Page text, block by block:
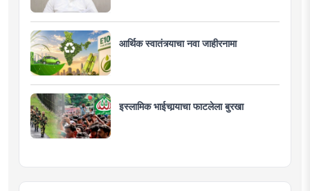
आर्थिक स्वातंत्र्याचा नवा जाहीरनामा
इस्लामिक भाईचार्‍याचा फाटलेला बुरखा